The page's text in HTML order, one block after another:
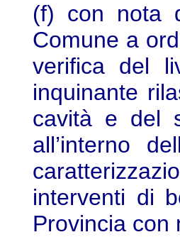
(f) con nota
Comune a
verifica del
inquinante
cavità e del
all’interno
interventi di
Provincia con